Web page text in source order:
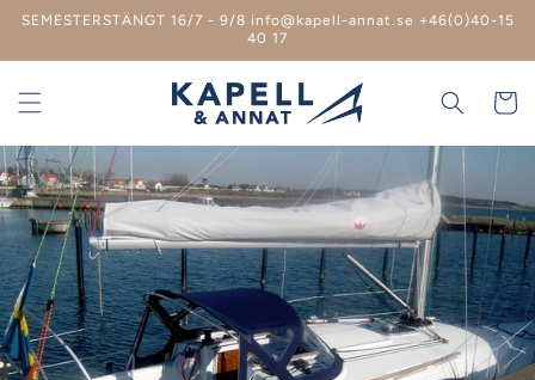
vidare
innehåll
SEMESTERSTÄNGT 16/7 - 9/8 info@kapell-annat.se +46(0)40-15
40 17